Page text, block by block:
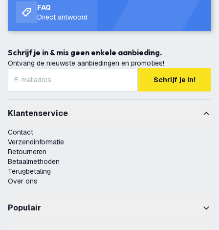
FAQ
Direct antwoord
Schrijf je in & mis geen enkele aanbieding.
Ontvang de nieuwste aanbiedingen en promoties!
Schrijf je in!
Klantenservice
Contact
Verzendinformatie
Retourneren
Betaalmethoden
Terugbetaling
Over ons
Populair